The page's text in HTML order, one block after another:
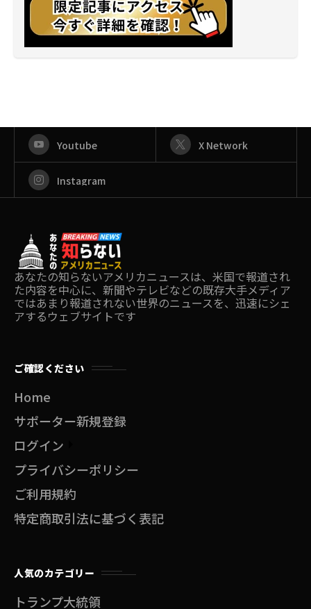
Youtube X Network
Instagram
あなたの知らないアメリカニュースは、米国で報道され
た内容を中心に、新聞やテレビなどの既存大手メディア
ではあまり報道されない世界のニュースを、迅速にシェ
アするウェブサイトです
ご確認ください
Home
サポーター新規登録
ログイン
プライバシーポリシー
ご利用規約
特定商取引法に基づく表記
人気のカテゴリー
トランプ大統領